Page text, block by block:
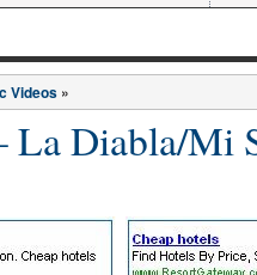
Videos »
La Diabla/Mi